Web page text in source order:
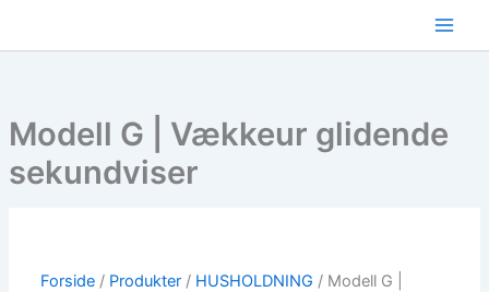
Modell G | Vækkeur glidende
sekundviser
Forside / Produkter / HUSHOLDNING / Modell G |